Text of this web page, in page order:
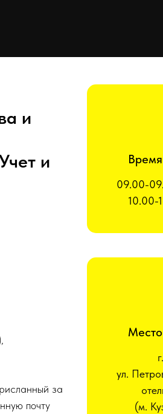
и
и
за
почту
09.00-
10.00-
ул.
(м.